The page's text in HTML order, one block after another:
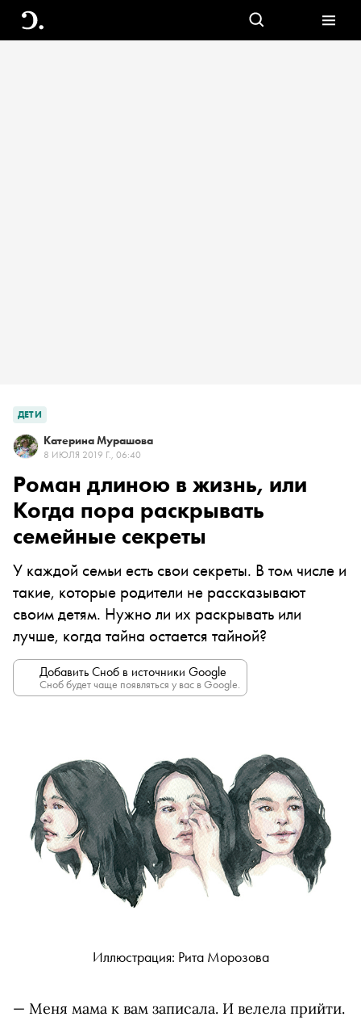
ДЕТИ
Катерина Мурашова
8 ИЮЛЯ 2019 Г., 06:40
Роман длиною в жизнь, или
Когда пора раскрывать
семейные секреты
У каждой семьи есть свои секреты. В том числе и
такие, которые родители не рассказывают
своим детям. Нужно ли их раскрывать или
лучше, когда тайна остается тайной?
Добавить Сноб в источники Google
Сноб будет чаще появляться у вас в Google.
Иллюстрация: Рита Морозова
— Меня мама к вам записала. И велела прийти.